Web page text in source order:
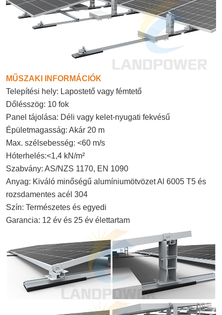
MŰSZAKI INFORMÁCIÓK
Telepítési hely: Lapostető vagy fémtető
Dőlésszög: 10 fok
Panel tájolása: Déli vagy kelet-nyugati fekvésű
Épületmagasság: Akár 20 m
Max. szélsebesség: <60 m/s
Hóterhelés:<1,4 kN/m²
Szabvány: AS/NZS 1170, EN 1090
Anyag: Kiváló minőségű alumíniumötvözet Al 6005 T5 és
rozsdamentes acél 304
Szín: Természetes és egyedi
Garancia: 12 év és 25 év élettartam